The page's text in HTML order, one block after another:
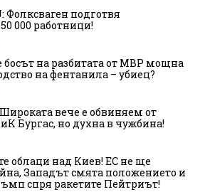
Фолксваген подготвя
000 работници!
босът на разбитата от МВР мощна
на фентанила – убиец?
вече е обвиняем от
Бургас, но духна в чужбина!
облаци над Киев! ЕС не ще
Западът смята положението и
спря ракетите Пейтриът!